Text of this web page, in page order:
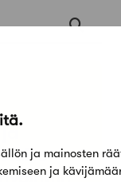
ja mainosten
ja